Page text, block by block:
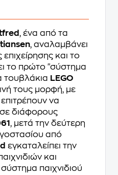
, ένα από τα
, αναλαμβάνει
και το
το πρώτο "σύστημα
τουβλάκια LEGO
τους μορφή, με
να
διάφορους
, μετά την δεύτερη
από
εγκαταλείπει την
και
παιχνιδιού